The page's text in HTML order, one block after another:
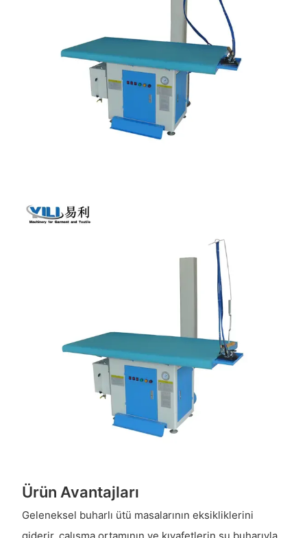
Ürün Avantajları
Geleneksel buharlı ütü masalarının eksikliklerini